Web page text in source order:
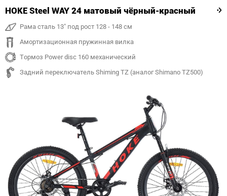
HOKE Steel WAY 24 матовый чёрный-красный
Рама сталь 13" под рост 128 - 148 см
Амортизационная пружинная вилка
Тормоз Power disc 160 механический
Задний переключатель Shiming TZ (аналог Shimano TZ500)